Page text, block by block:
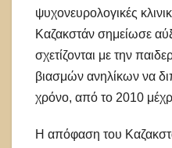
ψυχονευρολογικές
Καζακστάν σημείωσε
σχετίζονται με την
βιασμών ανηλίκων να
χρόνο, από το 2010
Η απόφαση του